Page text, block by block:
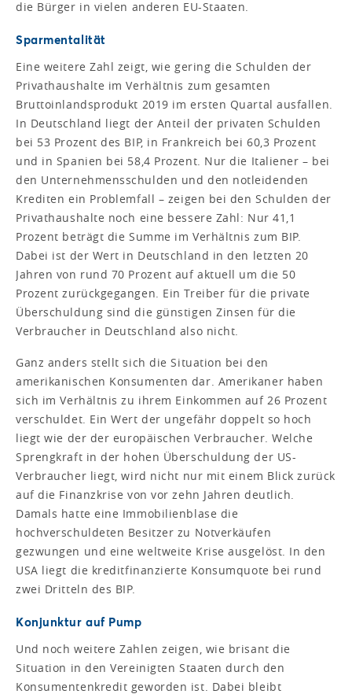
die Bürger in vielen anderen EU-Staaten.
Sparmentalität
Eine weitere Zahl zeigt, wie gering die Schulden der
Privathaushalte im Verhältnis zum gesamten
Bruttoinlandsprodukt 2019 im ersten Quartal ausfallen.
In Deutschland liegt der Anteil der privaten Schulden
bei 53 Prozent des BIP, in Frankreich bei 60,3 Prozent
und in Spanien bei 58,4 Prozent. Nur die Italiener – bei
den Unternehmensschulden und den notleidenden
Krediten ein Problemfall – zeigen bei den Schulden der
Privathaushalte noch eine bessere Zahl: Nur 41,1
Prozent beträgt die Summe im Verhältnis zum BIP.
Dabei ist der Wert in Deutschland in den letzten 20
Jahren von rund 70 Prozent auf aktuell um die 50
Prozent zurückgegangen. Ein Treiber für die private
Überschuldung sind die günstigen Zinsen für die
Verbraucher in Deutschland also nicht.
Ganz anders stellt sich die Situation bei den
amerikanischen Konsumenten dar. Amerikaner haben
sich im Verhältnis zu ihrem Einkommen auf 26 Prozent
verschuldet. Ein Wert der ungefähr doppelt so hoch
liegt wie der der europäischen Verbraucher. Welche
Sprengkraft in der hohen Überschuldung der US-
Verbraucher liegt, wird nicht nur mit einem Blick zurück
auf die Finanzkrise von vor zehn Jahren deutlich.
Damals hatte eine Immobilienblase die
hochverschuldeten Besitzer zu Notverkäufen
gezwungen und eine weltweite Krise ausgelöst. In den
USA liegt die kreditfinanzierte Konsumquote bei rund
zwei Dritteln des BIP.
Konjunktur auf Pump
Und noch weitere Zahlen zeigen, wie brisant die
Situation in den Vereinigten Staaten durch den
Konsumentenkredit geworden ist. Dabei bleibt